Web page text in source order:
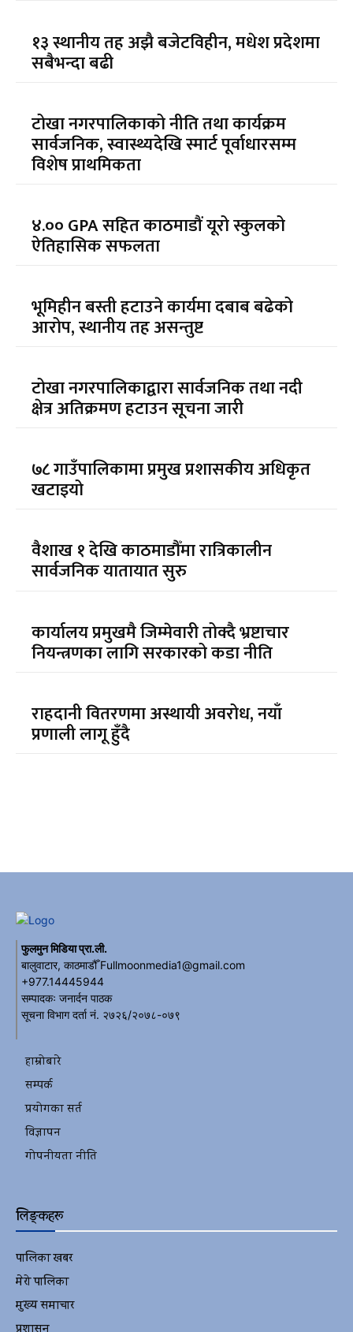
१३ स्थानीय तह अझै बजेटविहीन, मधेश प्रदेशमा
सबैभन्दा बढी
टोखा नगरपालिकाको नीति तथा कार्यक्रम
सार्वजनिक, स्वास्थ्यदेखि स्मार्ट पूर्वाधारसम्म
विशेष प्राथमिकता
४.०० GPA सहित काठमाडौं यूरो स्कुलको
ऐतिहासिक सफलता
भूमिहीन बस्ती हटाउने कार्यमा दबाब बढेको
आरोप, स्थानीय तह असन्तुष्ट
टोखा नगरपालिकाद्वारा सार्वजनिक तथा नदी
क्षेत्र अतिक्रमण हटाउन सूचना जारी
७८ गाउँपालिकामा प्रमुख प्रशासकीय अधिकृत
खटाइयो
वैशाख १ देखि काठमाडौँमा रात्रिकालीन
सार्वजनिक यातायात सुरु
कार्यालय प्रमुखमै जिम्मेवारी तोक्दै भ्रष्टाचार
नियन्त्रणका लागि सरकारको कडा नीति
राहदानी वितरणमा अस्थायी अवरोध, नयाँ
प्रणाली लागू हुँदै
फुलमुन मिडिया प्रा.ली.
बालुवाटार, काठमाडौँ Fullmoonmedia1@gmail.com
+977.14445944
सम्पादकः जनार्दन पाठक
सूचना विभाग दर्ता नं. २७२६/२०७८-०७९
हाम्रोबारे
सम्पर्क
प्रयोगका सर्त
विज्ञापन
गोपनीयता नीति
लिङ्कहरू
पालिका खबर
मेरो पालिका
मुख्य समाचार